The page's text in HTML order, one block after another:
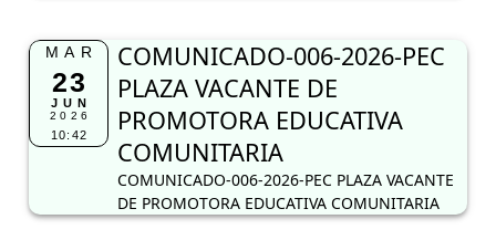
MAR
23
JUN
2026
10:42
COMUNICADO-006-2026-PEC
PLAZA VACANTE DE
PROMOTORA EDUCATIVA
COMUNITARIA
COMUNICADO-006-2026-PEC PLAZA VACANTE
DE PROMOTORA EDUCATIVA COMUNITARIA